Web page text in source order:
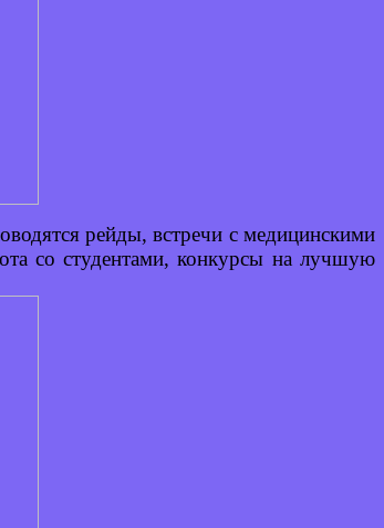
рейды, встречи с медицинскими
со студентами, конкурсы на лучшую